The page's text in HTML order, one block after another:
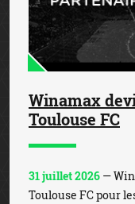
Winamax
Toulouse FC
31 juillet 2026 —
Toulouse FC pour